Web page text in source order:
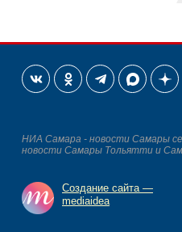
НИА Самара - новости Самары
новости Самары Тольятти и
Создание сайта —
mediaidea